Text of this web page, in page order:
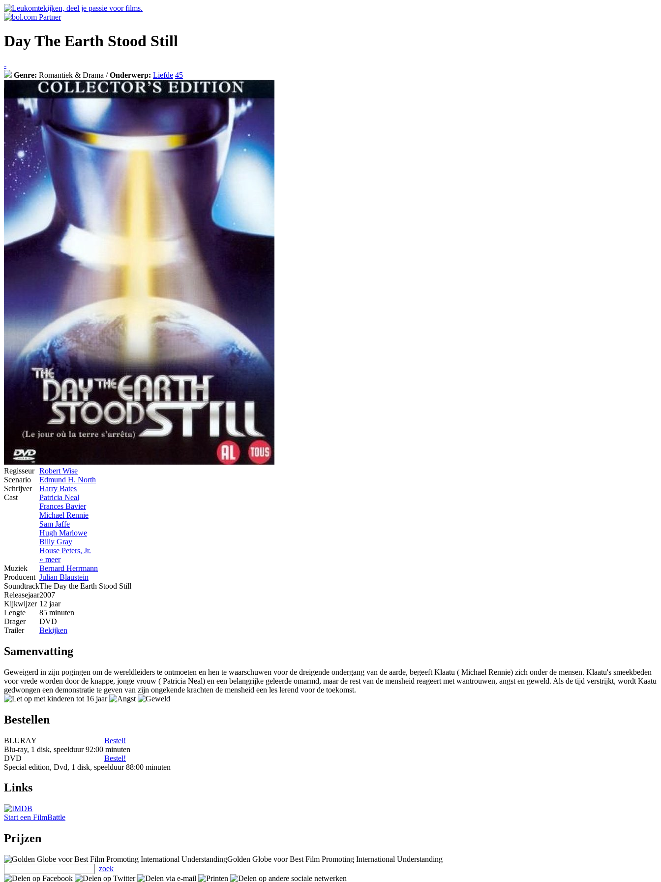
Day The Earth Stood Still
-
Genre: Romantiek & Drama /Onderwerp: Liefde 45
Regisseur Robert Wise
Scenario
Edmund H. North
Schrijver
Harry Bates
Cast
Patricia Neal
Frances Bavier
Michael Rennie
Sam Jaffe
Hugh Marlowe
Billy Gray
House Peters, Jr.
» meer
Muziek
Bernard Herrmann
Producent Julian Blaustein
SoundtrackThe Day the Earth Stood Still
Releasejaar2007
Kijkwijzer 12 jaar
Lengte
85 minuten
Drager
DVD
Trailer
Bekijken
Samenvatting
Geweigerd in zijn pogingen om de wereldleiders te ontmoeten en hen te waarschuwen voor de dreigende ondergang van de aarde, begeeft Klaatu ( Michael Rennie) zich onder de mensen. Klaatu's smeekbeden
voor vrede worden door de knappe, jonge vrouw ( Patricia Neal) en een belangrijke geleerde omarmd, maar de rest van de mensheid reageert met wantrouwen, angst en geweld. Als de tijd verstrijkt, wordt Kaatu
gedwongen een demonstratie te geven van zijn ongekende krachten de mensheid een les lerend voor de toekomst.
Bestellen
BLURAY
Bestel!
Blu-ray, 1 disk, speelduur 92:00 minuten
DVD
Bestel!
Special edition, Dvd, 1 disk, speelduur 88:00 minuten
Links
Start een FilmBattle
Prijzen
Golden Globe voor Best Film Promoting International Understanding
zoek